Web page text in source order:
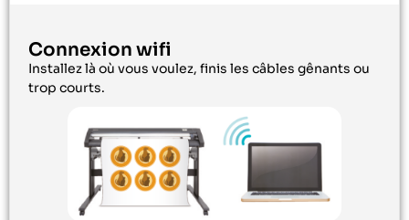
Connexion wifi
Installez là où vous voulez, finis les câbles gênants ou
trop courts.